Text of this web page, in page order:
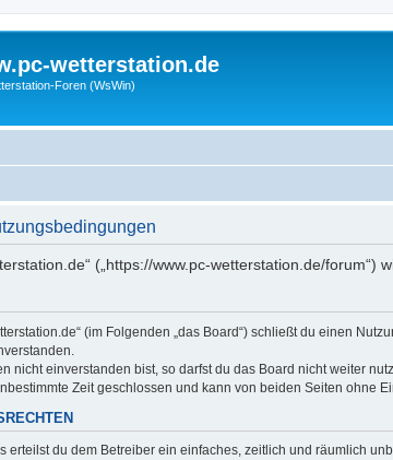
wetterstation.de
Foren (WsWin)
(„https://www.pc-wetterstation.de/
(im Folgenden „das Board“) schließt du einen
nicht einverstanden bist, so darfst du das Board nicht weiter
Zeit geschlossen und kann von beiden Seiten ohne
erteilst du dem Betreiber ein einfaches, zeitlich und räumlich